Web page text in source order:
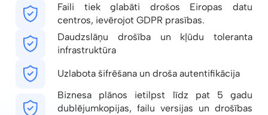
Faili tiek glabāti drošos Eiropas datu
centros, ievērojot GDPR prasības.
Daudzslāņu drošība un kļūdu toleranta
infrastruktūra
Uzlabota šifrēšana un droša autentifikācija
Biznesa plānos ietilpst līdz pat 5 gadu
dublējumkopijas, failu versijas un drošības